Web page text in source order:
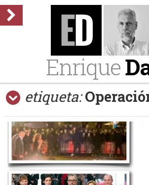
Enrique
etiqueta: